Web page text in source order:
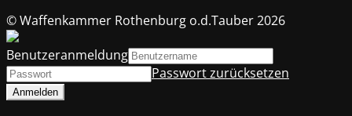
© Waffenkammer Rothenburg o.d.Tauber 2026
Benutzeranmeldung
Passwort zurücksetzen